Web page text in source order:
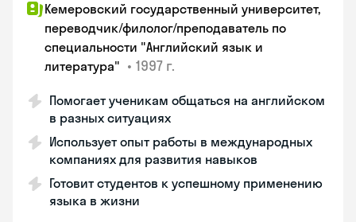
Кемеровский государственный университет,
переводчик/филолог/преподаватель по
специальности "Английский язык и
литература" • 1997 г.
Помогает ученикам общаться на английском
в разных ситуациях
Использует опыт работы в международных
компаниях для развития навыков
Готовит студентов к успешному применению
языка в жизни